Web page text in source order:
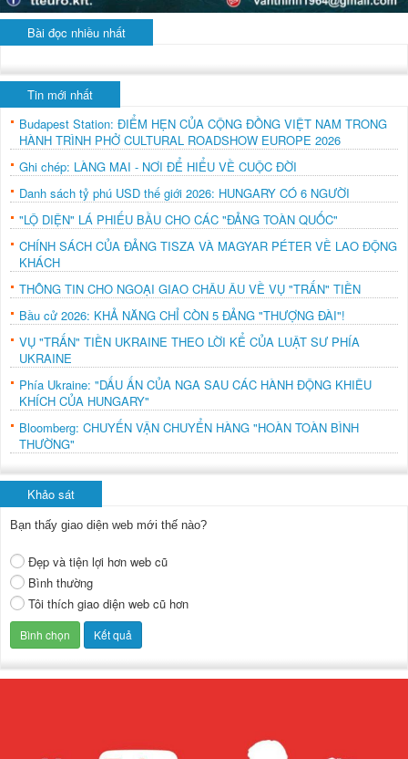
Bài đọc nhiều nhất
Tin mới nhất
Budapest Station: ĐIỂM HẸN CỦA CỘNG ĐỒNG VIỆT NAM TRONG
HÀNH TRÌNH PHỞ CULTURAL ROADSHOW EUROPE 2026
Ghi chép: LÀNG MAI - NƠI ĐỂ HIỂU VỀ CUỘC ĐỜI
Danh sách tỷ phú USD thế giới 2026: HUNGARY CÓ 6 NGƯỜI
"LỘ DIỆN" LÁ PHIẾU BẦU CHO CÁC "ĐẢNG TOÀN QUỐC"
CHÍNH SÁCH CỦA ĐẢNG TISZA VÀ MAGYAR PÉTER VỀ LAO ĐỘNG
KHÁCH
THÔNG TIN CHO NGOẠI GIAO CHÂU ÂU VỀ VỤ "TRẤN" TIỀN
Bầu cử 2026: KHẢ NĂNG CHỈ CÒN 5 ĐẢNG "THƯỢNG ĐÀI"!
VỤ "TRẤN" TIỀN UKRAINE THEO LỜI KỂ CỦA LUẬT SƯ PHÍA
UKRAINE
Phía Ukraine: "DẤU ẤN CỦA NGA SAU CÁC HÀNH ĐỘNG KHIÊU
KHÍCH CỦA HUNGARY"
Bloomberg: CHUYẾN VẬN CHUYỂN HÀNG "HOÀN TOÀN BÌNH
THƯỜNG"
Khảo sát
Bạn thấy giao diện web mới thế nào?
Đẹp và tiện lợi hơn web cũ
Bình thường
Tôi thích giao diện web cũ hơn